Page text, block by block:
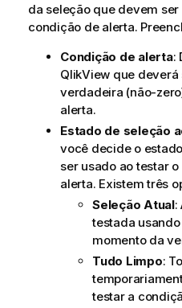
da seleção que devem
condição de alerta.
Condição de alerta:
QlikView que
verdadeira (não-
alerta.
Estado de seleção
você decide o
ser usado ao testar
alerta. Existem três
Seleção Atual:
testada
momento da
Tudo Limpo:
testar a